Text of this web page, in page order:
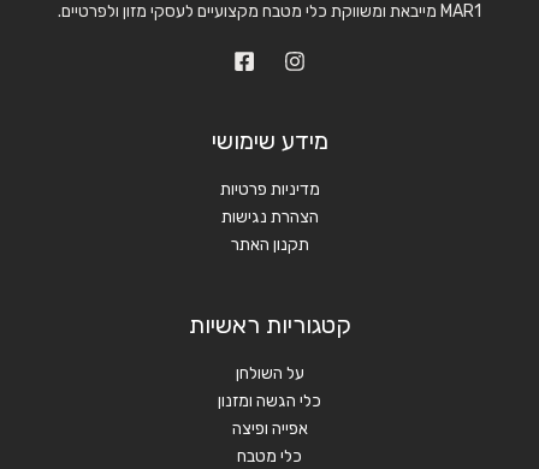
MAR1 מייבאת ומשווקת כלי מטבח מקצועיים לעסקי מזון ולפרטיים.
מידע שימושי
מדיניות פרטיות
הצהרת נגישות
תקנון האתר
קטגוריות ראשיות
על השולחן
כלי הגשה ומזנון
אפייה ופיצה
כלי מטבח